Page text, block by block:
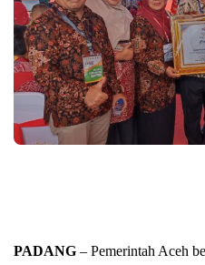
PADANG – Pemerintah Aceh